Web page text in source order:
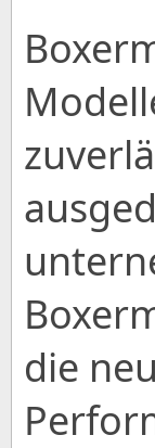
die